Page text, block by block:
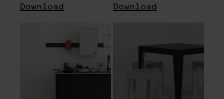
Download Download